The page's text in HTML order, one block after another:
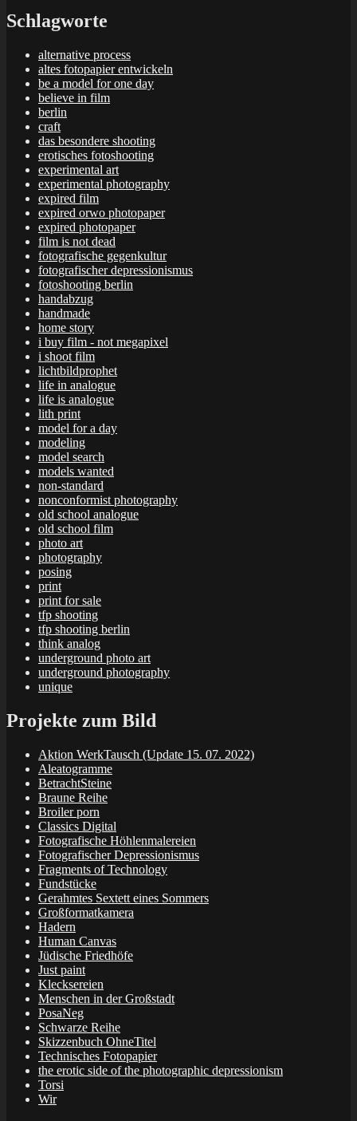
Schlagworte
alternative process
altes fotopapier entwickeln
be a model for one day
believe in film
berlin
craft
das besondere shooting
erotisches fotoshooting
experimental art
experimental photography
expired film
expired orwo photopaper
expired photopaper
film is not dead
fotografische gegenkultur
fotografischer depressionismus
fotoshooting berlin
handabzug
handmade
home story
i buy film - not megapixel
i shoot film
lichtbildprophet
life in analogue
life is analogue
lith print
model for a day
modeling
model search
models wanted
non-standard
nonconformist photography
old school analogue
old school film
photo art
photography
posing
print
print for sale
tfp shooting
tfp shooting berlin
think analog
underground photo art
underground photography
unique
Projekte zum Bild
Aktion WerkTausch (Update 15. 07. 2022)
Aleatogramme
BetrachtSteine
Braune Reihe
Broiler porn
Classics Digital
Fotografische Höhlenmalereien
Fotografischer Depressionismus
Fragments of Technology
Fundstücke
Gerahmtes Sextett eines Sommers
Großformatkamera
Hadern
Human Canvas
Jüdische Friedhöfe
Just paint
Klecksereien
Menschen in der Großstadt
PosaNeg
Schwarze Reihe
Skizzenbuch OhneTitel
Technisches Fotopapier
the erotic side of the photographic depressionism
Torsi
Wir